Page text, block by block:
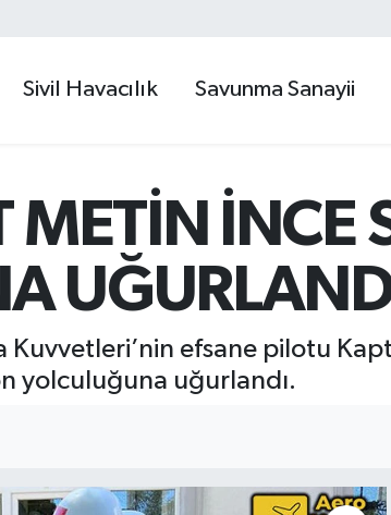
Sivil Havacılık Savunma Sanayii
METİN İNCE
Kuvvetleri’nin efsane pilotu
yolculuğuna uğurlandı.